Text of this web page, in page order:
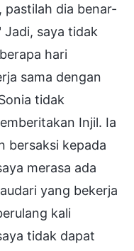
pastilah dia benar-
Jadi, saya tidak
hari
sama dengan
tidak
Injil. Ia
bersaksi kepada
merasa ada
yang bekerja
kali
tidak dapat